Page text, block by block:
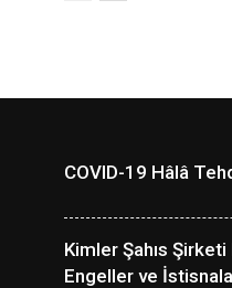
COVID-19 Hâlâ
Kimler Şahıs
Engeller ve